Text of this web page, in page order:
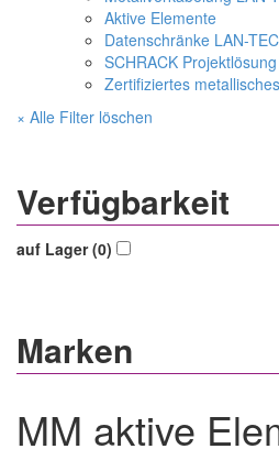
Aktive Elemente
Datenschränke LAN-TEC
SCHRACK Projektlösung
Zertifiziertes
× Alle Filter löschen
Verfügbarkeit
auf Lager (0)
Marken
MM aktive